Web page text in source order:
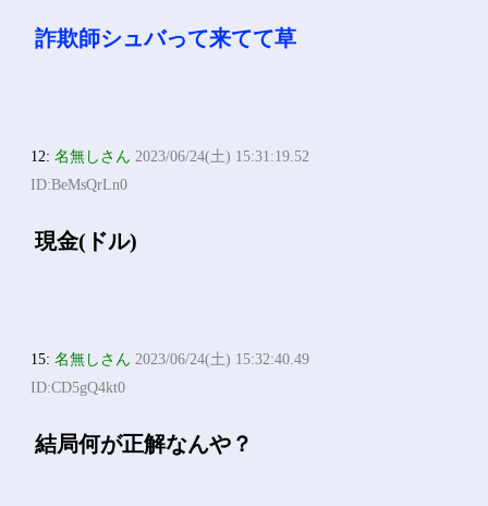
詐欺師シュバって来てて草
12:名無しさん 2023/06/24(土) 15:31:19.52
ID:BeMsQrLn0
現金(ドル)
15:名無しさん 2023/06/24(土) 15:32:40.49
ID:CD5gQ4kt0
結局何が正解なんや？